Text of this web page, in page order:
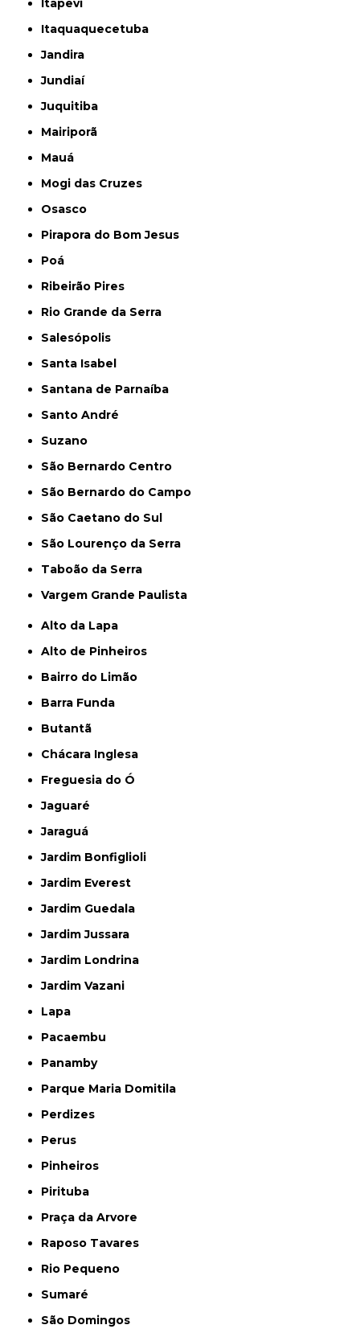
Itapevi
Itaquaquecetuba
Jandira
Jundiaí
Juquitiba
Mairiporã
Mauá
Mogi das Cruzes
Osasco
Pirapora do Bom Jesus
Poá
Ribeirão Pires
Rio Grande da Serra
Salesópolis
Santa Isabel
Santana de Parnaíba
Santo André
Suzano
São Bernardo Centro
São Bernardo do Campo
São Caetano do Sul
São Lourenço da Serra
Taboão da Serra
Vargem Grande Paulista
Alto da Lapa
Alto de Pinheiros
Bairro do Limão
Barra Funda
Butantã
Chácara Inglesa
Freguesia do Ó
Jaguaré
Jaraguá
Jardim Bonfiglioli
Jardim Everest
Jardim Guedala
Jardim Jussara
Jardim Londrina
Jardim Vazani
Lapa
Pacaembu
Panamby
Parque Maria Domitila
Perdizes
Perus
Pinheiros
Pirituba
Praça da Arvore
Raposo Tavares
Rio Pequeno
Sumaré
São Domingos